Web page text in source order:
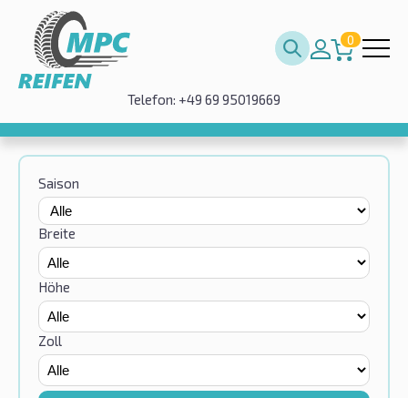
0
Telefon: +49 69 95019669
Saison
Breite
Höhe
Zoll